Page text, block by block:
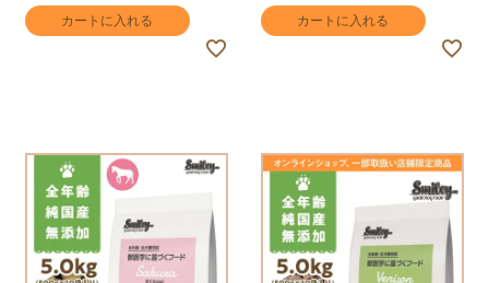
カートに入れる カートに入れる